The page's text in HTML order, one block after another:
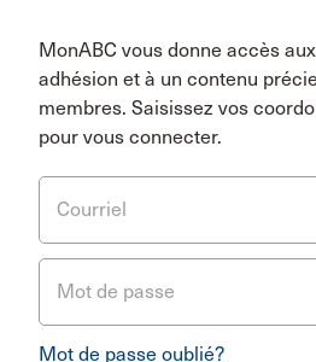
MonABC vous donne accès
adhésion et à un contenu
membres. Saisissez vos
pour vous connecter.
Courriel
Mot de passe
Mot de passe oublié?